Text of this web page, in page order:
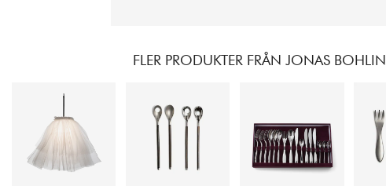
FLER PRODUKTER FRÅN JONAS BOHLIN